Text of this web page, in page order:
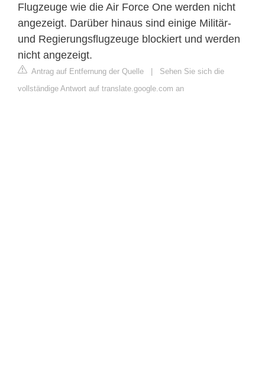
Flugzeuge wie die Air Force One werden nicht
angezeigt. Darüber hinaus sind einige Militär-
und Regierungsflugzeuge blockiert und werden
nicht angezeigt.
Antrag auf Entfernung der Quelle | Sehen Sie sich die
vollständige Antwort auf translate.google.com an